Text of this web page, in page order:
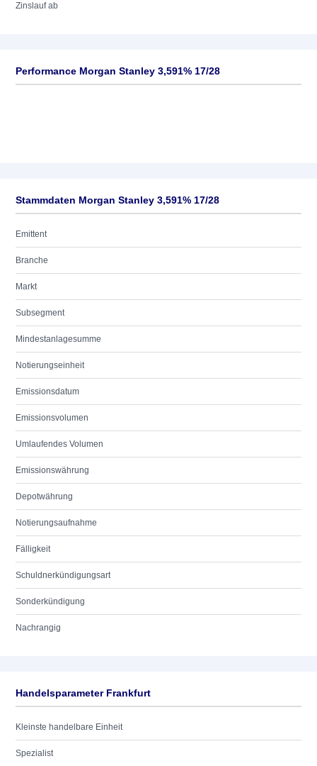
Zinslauf ab
Performance Morgan Stanley 3,591% 17/28
Stammdaten Morgan Stanley 3,591% 17/28
Emittent
Branche
Markt
Subsegment
Mindestanlagesumme
Notierungseinheit
Emissionsdatum
Emissionsvolumen
Umlaufendes Volumen
Emissionswährung
Depotwährung
Notierungsaufnahme
Fälligkeit
Schuldnerkündigungsart
Sonderkündigung
Nachrangig
Handelsparameter Frankfurt
Kleinste handelbare Einheit
Spezialist